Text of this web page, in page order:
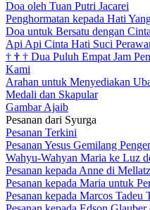
Doa oleh Tuan Putri Jacarei
Penghormatan kepada Hati
Doa untuk Bersatu dengan
Api Api Cinta Hati Suci
† † † Dua Puluh Empat Jam
Kami
Arahan untuk Menyediakan
Medali dan Skapular
Gambar Ajaib
Pesanan dari Syurga
Pesanan Terkini
Pesanan Yesus Gemilang
Wahyu-Wahyan Maria ke Luz
Pesanan kepada Anne di
Pesanan kepada Maria untuk
Pesanan kepada Marcos Tadeu